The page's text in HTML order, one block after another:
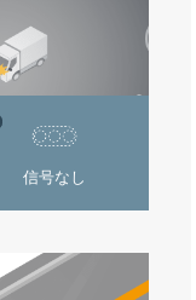
信号なし